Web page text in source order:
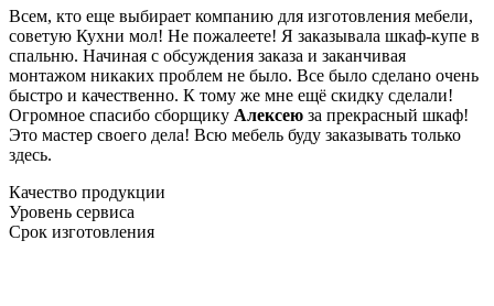
Всем, кто еще выбирает компанию для изготовления мебели,
советую Кухни мол! Не пожалеете! Я заказывала шкаф-купе в
спальню. Начиная с обсуждения заказа и заканчивая
монтажом никаких проблем не было. Все было сделано очень
быстро и качественно. К тому же мне ещё скидку сделали!
Огромное спасибо сборщику Алексею за прекрасный шкаф!
Это мастер своего дела! Всю мебель буду заказывать только
здесь.
Качество продукции
Уровень сервиса
Срок изготовления